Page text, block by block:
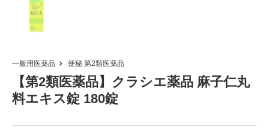
一般用医薬品 便秘 第2類医薬品
【第2類医薬品】クラシエ薬品 麻子仁丸
料エキス錠 180錠